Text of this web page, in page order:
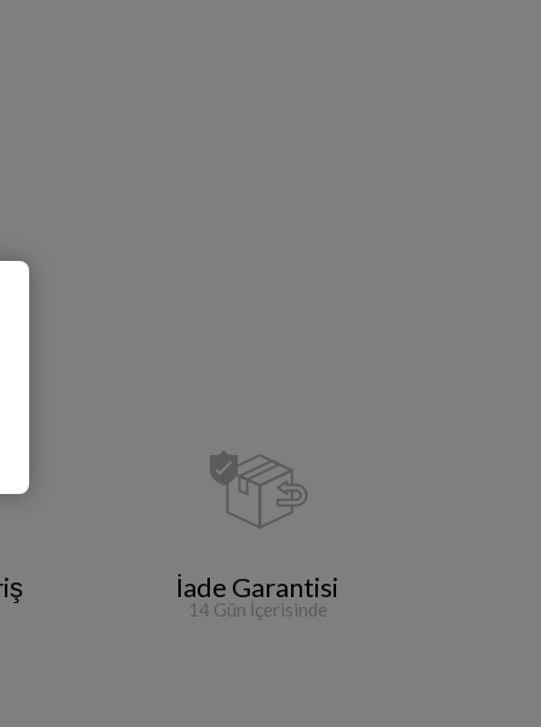
İade Garantisi
14 Gün İçerisinde